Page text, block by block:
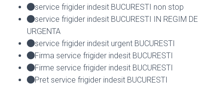
service frigider indesit BUCURESTI non stop
service frigider indesit BUCURESTI IN REGIM DE
URGENTA
service frigider indesit urgent BUCURESTI
Firma service frigider indesit BUCURESTI
Firme service frigider indesit BUCURESTI
Pret service frigider indesit BUCURESTI